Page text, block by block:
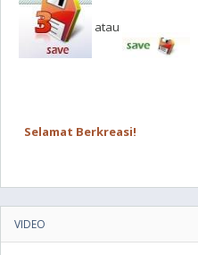
atau
Selamat Berkreasi!
VIDEO